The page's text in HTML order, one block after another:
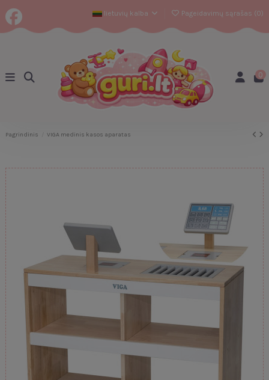
lietuvių kalba Pageidavimų sąrašas (0)
0
Pagrindinis VIGA medinis kasos aparatas